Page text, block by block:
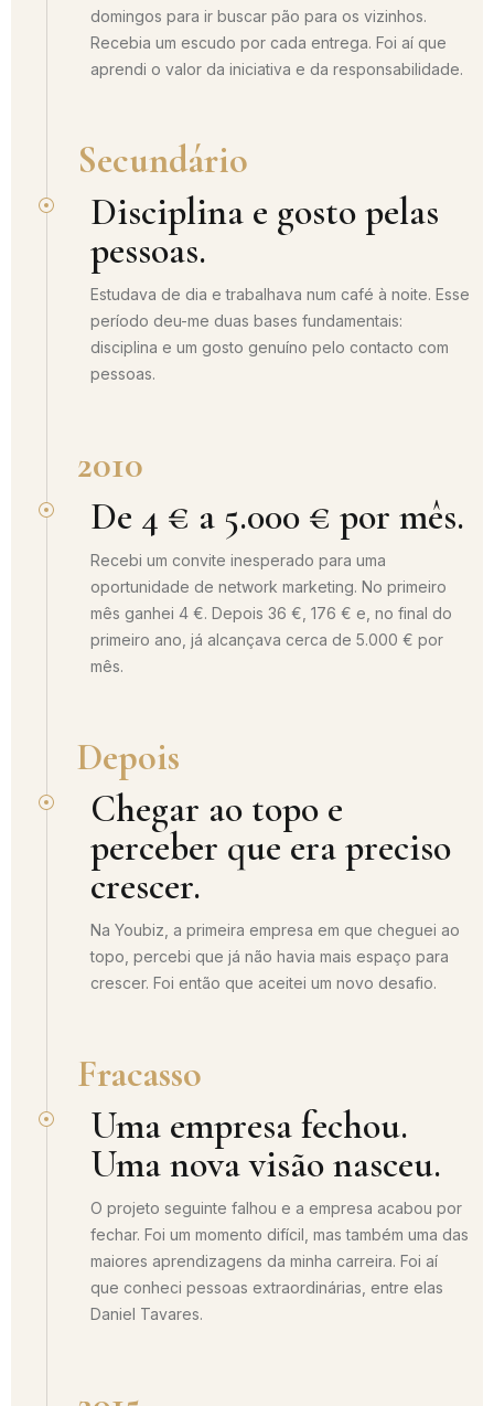
domingos para ir buscar pão para os vizinhos.
Recebia um escudo por cada entrega. Foi aí que
aprendi o valor da iniciativa e da responsabilidade.
Secundário
Disciplina e gosto pelas
pessoas.
Estudava de dia e trabalhava num café à noite. Esse
período deu-me duas bases fundamentais:
disciplina e um gosto genuíno pelo contacto com
pessoas.
2010
De 4 € a 5.000 € por mês.
Recebi um convite inesperado para uma
oportunidade de network marketing. No primeiro
mês ganhei 4 €. Depois 36 €, 176 € e, no final do
primeiro ano, já alcançava cerca de 5.000 € por
mês.
Depois
Chegar ao topo e
perceber que era preciso
crescer.
Na Youbiz, a primeira empresa em que cheguei ao
topo, percebi que já não havia mais espaço para
crescer. Foi então que aceitei um novo desafio.
Fracasso
Uma empresa fechou.
Uma nova visão nasceu.
O projeto seguinte falhou e a empresa acabou por
fechar. Foi um momento difícil, mas também uma das
maiores aprendizagens da minha carreira. Foi aí
que conheci pessoas extraordinárias, entre elas
Daniel Tavares.